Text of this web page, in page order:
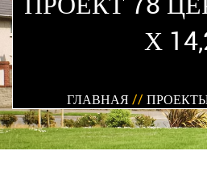
Х
ГЛАВНАЯ//